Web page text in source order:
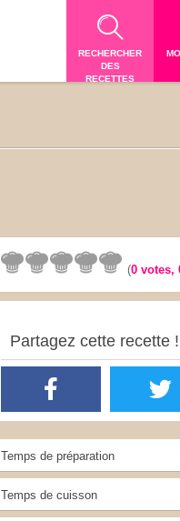
RECHERCHER
DES
RECETTES
(0 votes,
Partagez cette recette !
Temps de préparation
Temps de cuisson